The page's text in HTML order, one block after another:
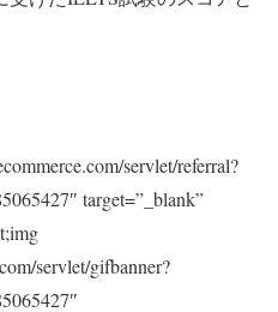
servlet/referral?
target=”_blank”
servlet/gifbanner?